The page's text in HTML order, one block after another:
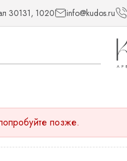
30131, 1020 info@kudos.ru
позже.